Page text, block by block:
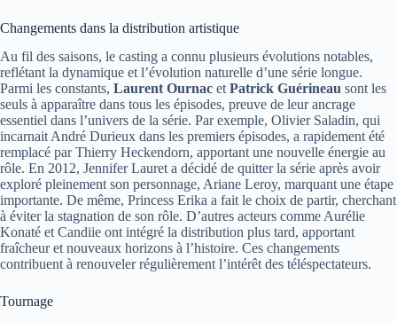
Changements dans la distribution artistique
Au fil des saisons, le casting a connu plusieurs évolutions notables,
reflétant la dynamique et l’évolution naturelle d’une série longue.
Parmi les constants, Laurent Ournac et Patrick Guérineau sont les
seuls à apparaître dans tous les épisodes, preuve de leur ancrage
essentiel dans l’univers de la série. Par exemple, Olivier Saladin, qui
incarnait André Durieux dans les premiers épisodes, a rapidement été
remplacé par Thierry Heckendorn, apportant une nouvelle énergie au
rôle. En 2012, Jennifer Lauret a décidé de quitter la série après avoir
exploré pleinement son personnage, Ariane Leroy, marquant une étape
importante. De même, Princess Erika a fait le choix de partir, cherchant
à éviter la stagnation de son rôle. D’autres acteurs comme Aurélie
Konaté et Candiie ont intégré la distribution plus tard, apportant
fraîcheur et nouveaux horizons à l’histoire. Ces changements
contribuent à renouveler régulièrement l’intérêt des téléspectateurs.
Tournage